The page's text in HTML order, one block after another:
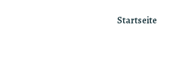
Startseite